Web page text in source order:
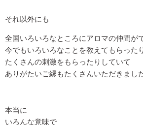
それ以外にも
全国いろいろなところにアロマの仲間が
今でもいろいろなことを教えてもらった
たくさんの刺激をもらったりしていて
ありがたいご縁もたくさんいただきまし
本当に
いろんな意味で